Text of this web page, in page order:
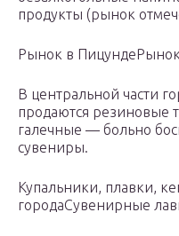
продукты (рынок
Рынок в Пицунде
В центральной части
продаются резиновые
галечные — больно
сувениры.
Купальники, плавки,
городаСувенирные